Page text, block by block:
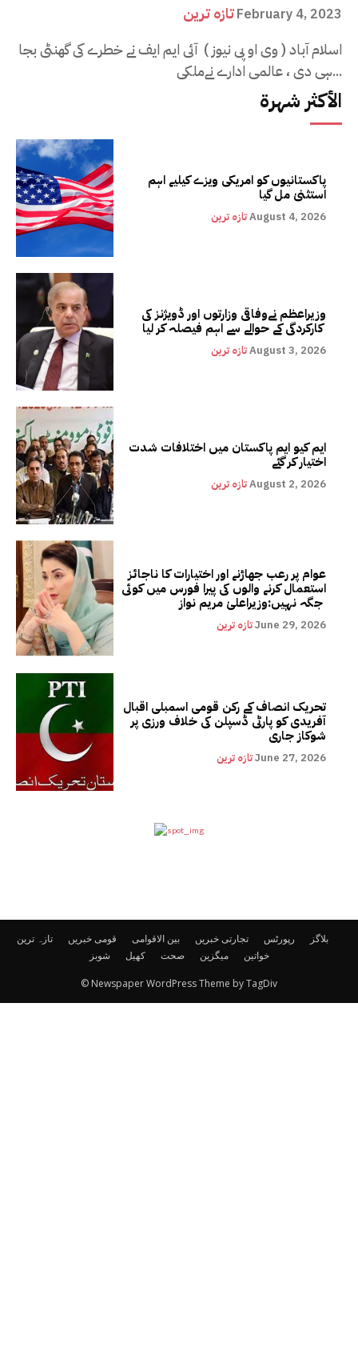
تازہ ترینFebruary 4, 2023
اسلام آباد ( وی او پی نیوز ) آئی ایم ایف نے خطرے کی گھنٹی بجا
ہی دی ، عالمی ادارے نےملکی...
الأكثر شهرة
پاکستانیوں کو امریکی ویزے کیلیے اہم
استثنیٰ مل گیا
تازہ ترینAugust 4, 2026
وزیراعظم نےوفاقی وزارتوں اور ڈویژنز کی
کارکردگی کے حوالے سے اہم فیصلہ کر لیا
تازہ ترینAugust 3, 2026
ایم کیو ایم پاکستان میں اختلافات شدت
اختیار کر گئے
تازہ ترینAugust 2, 2026
عوام پر رعب جھاڑنے اور اختیارات کا ناجائز
استعمال کرنے والوں کی پیرا فورس میں کوئی
تازہ ترینJune 29, 2026
تحریک انصاف کے رکن قومی اسمبلی اقبال
آفریدی کو پارٹی ڈسپلن کی خلاف ورزی پر
شوکاز جاری
تازہ ترینJune 27, 2026
تازہ ترین قومی خبریں بین الاقوامی تجارتی خبریں رپورٹس
بلاگز
شوبز
کھیل صحت میگزین خواتین
© Newspaper WordPress Theme by TagDiv